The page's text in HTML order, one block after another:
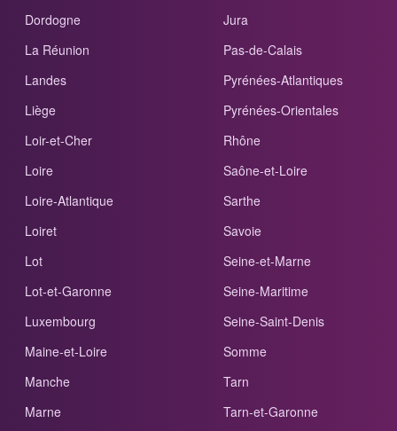
Dordogne
Jura
La Réunion
Landes
Liège
Loir-et-Cher
Loire
Loire-Atlantique
Loiret
Lot
Lot-et-Garonne
Luxembourg
Maine-et-Loire
Manche
Marne
Pas-de-Calais
Pyrénées-Atlantiques
Pyrénées-Orientales
Rhône
Saône-et-Loire
Sarthe
Savoie
Seine-et-Marne
Seine-Maritime
Seine-Saint-Denis
Somme
Tarn
Tarn-et-Garonne